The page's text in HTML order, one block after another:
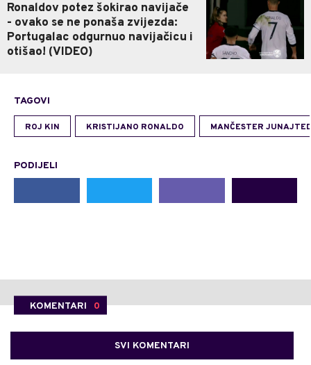
Ronaldov potez šokirao navijače
- ovako se ne ponaša zvijezda:
Portugalac odgurnuo navijačicu i
otišao! (VIDEO)
TAGOVI
ROJ KIN KRISTIJANO RONALDO MANČESTER
PODIJELI
KOMENTARI 0
SVI KOMENTARI